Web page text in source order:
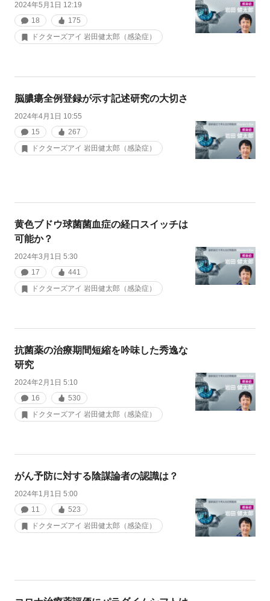
2024年5月1日 12:19
18
175
ドクターズアイ 岩田健太郎（感染症）
脳膿瘍全例登録が示す記述研究の大切さ
2024年4月1日 10:55
15
267
ドクターズアイ 岩田健太郎（感染症）
黄色ブドウ球菌菌血症の経口スイッチは
可能か？
2024年3月1日 5:30
17
441
ドクターズアイ 岩田健太郎（感染症）
抗菌薬の治療期間短縮を吟味した秀逸な
研究
2024年2月1日 5:10
16
530
ドクターズアイ 岩田健太郎（感染症）
がん予防に対する陰謀論者の認識は？
2024年1月1日 5:00
11
523
ドクターズアイ 岩田健太郎（感染症）